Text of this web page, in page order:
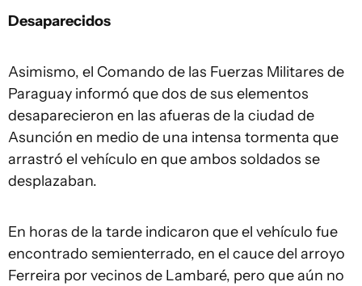
Desaparecidos
Asimismo, el Comando de las Fuerzas Militares de
Paraguay informó que dos de sus elementos
desaparecieron en las afueras de la ciudad de
Asunción en medio de una intensa tormenta que
arrastró el vehículo en que ambos soldados se
desplazaban.
En horas de la tarde indicaron que el vehículo fue
encontrado semienterrado, en el cauce del arroyo
Ferreira por vecinos de Lambaré, pero que aún no